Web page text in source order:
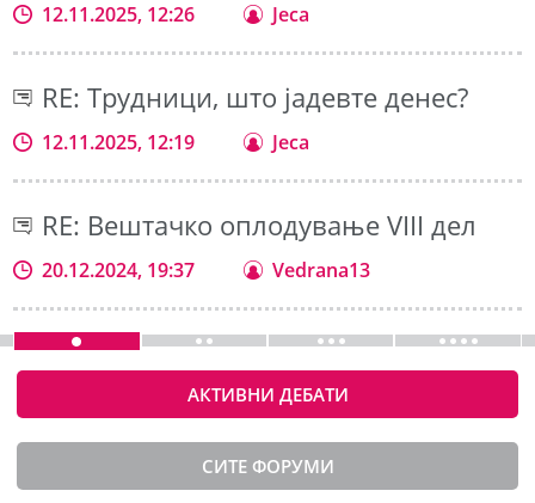
12.11.2025, 12:26 Jeca
RE: Трудници, што јадевте денес?
12.11.2025, 12:19 Jeca
RE: Вештачко оплодување VIII дел
20.12.2024, 19:37 Vedrana13
АКТИВНИ ДЕБАТИ
СИТЕ ФОРУМИ